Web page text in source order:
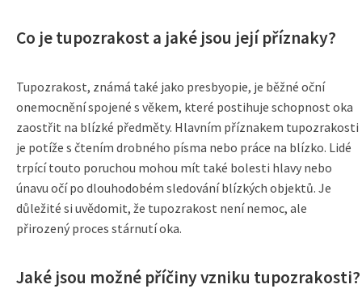
Co je tupozrakost a jaké jsou její příznaky?
Tupozrakost, známá také jako presbyopie, je běžné oční
onemocnění spojené s věkem, které postihuje schopnost oka
zaostřit na blízké předměty. Hlavním příznakem tupozrakosti
je potíže s čtením drobného písma nebo práce na blízko. Lidé
trpící touto poruchou mohou mít také bolesti hlavy nebo
únavu očí po dlouhodobém sledování blízkých objektů. Je
důležité si uvědomit, že tupozrakost není nemoc, ale
přirozený proces stárnutí oka.
Jaké jsou možné příčiny vzniku tupozrakosti?